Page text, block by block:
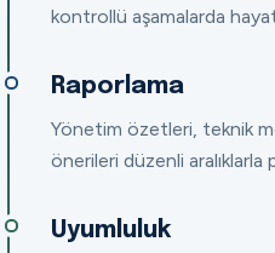
kontrollü aşamalarda
Raporlama
Yönetim özetleri, teknik
önerileri düzenli aralıklarla
Uyumluluk